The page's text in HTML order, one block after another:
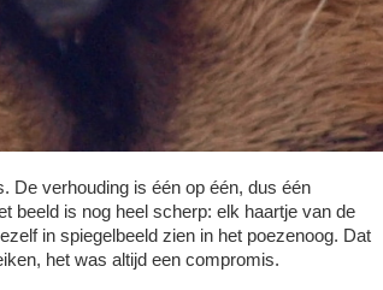
De verhouding is één op één, dus één
beeld is nog heel scherp: elk haartje van de
in spiegelbeeld zien in het poezenoog. Dat
het was altijd een compromis.